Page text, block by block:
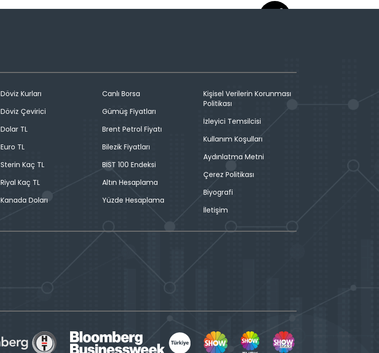
Döviz Kurları
Döviz Çevirici
Dolar TL
Euro TL
Sterin Kaç TL
Riyal Kaç TL
Kanada Doları
Canlı Borsa
Gümüş Fiyatları
Brent Petrol Fiyatı
Bilezik Fiyatları
BIST 100 Endeksi
Altın Hesaplama
Yüzde Hesaplama
Kişisel Verilerin Korunması
Politikası
İzleyici Temsilcisi
Kullanım Koşulları
Aydınlatma Metni
Çerez Politikası
Biyografi
İletişim